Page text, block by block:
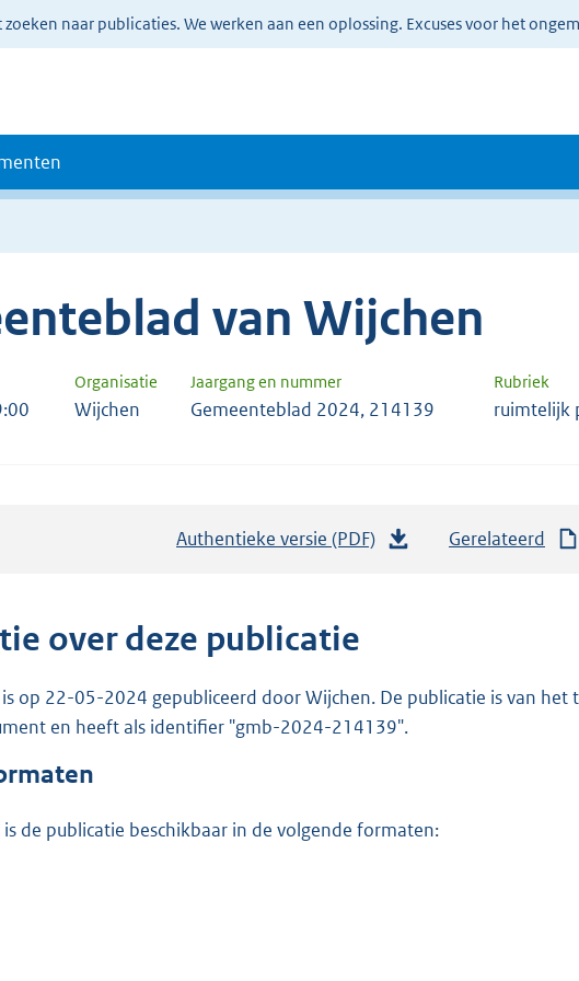
naar publicaties. We werken aan een oplossing. Excuses voor het
van Wijchen
Organisatie Jaargang en nummer Rubriek
Wijchen Gemeenteblad 2024, 214139 ruimtelijk
Authentieke versie (PDF)
n
d
o
Gerelateerd
over deze publicatie
is op 22-05-2024 gepubliceerd door Wijchen. De publicatie is van
en heeft als identifier "gmb-2024-214139".
de publicatie beschikbaar in de volgende formaten: